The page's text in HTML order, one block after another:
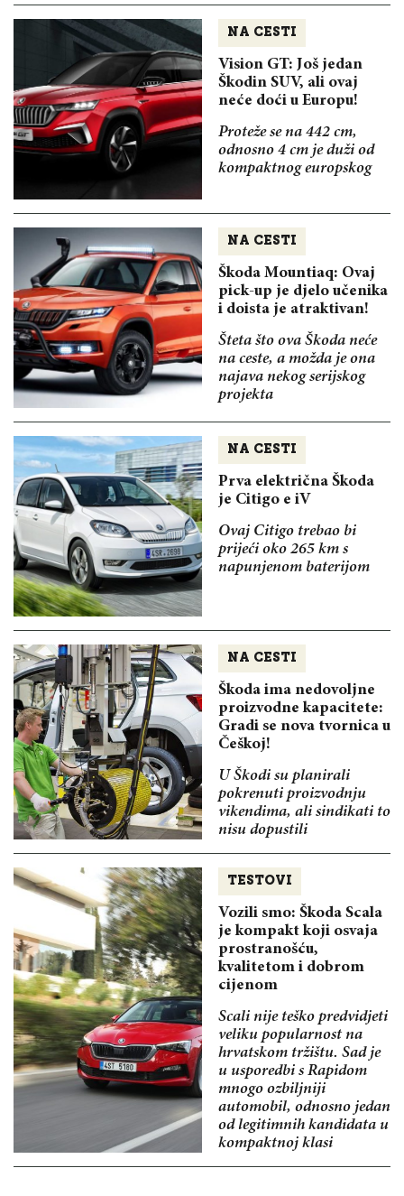
NA CESTI
Vision GT: Još jedan
Škodin SUV, ali ovaj
neće doći u Europu!
Proteže se na 442 cm,
odnosno 4 cm je duži od
kompaktnog europskog
NA CESTI
Škoda Mountiaq: Ovaj
pick-up je djelo učenika
i doista je atraktivan!
Šteta što ova Škoda neće
na ceste, a možda je ona
najava nekog serijskog
projekta
NA CESTI
Prva električna Škoda
je Citigo e iV
Ovaj Citigo trebao bi
prijeći oko 265 km s
napunjenom baterijom
NA CESTI
Škoda ima nedovoljne
proizvodne kapacitete:
Gradi se nova tvornica u
Češkoj!
U Škodi su planirali
pokrenuti proizvodnju
vikendima, ali sindikati to
nisu dopustili
TESTOVI
Vozili smo: Škoda Scala
je kompakt koji osvaja
prostranošću,
kvalitetom i dobrom
cijenom
Scali nije teško predvidjeti
veliku popularnost na
hrvatskom tržištu. Sad je
u usporedbi s Rapidom
mnogo ozbiljniji
automobil, odnosno jedan
od legitimnih kandidata u
kompaktnoj klasi